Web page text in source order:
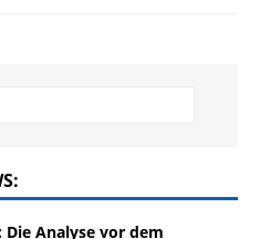
Die Analyse vor dem